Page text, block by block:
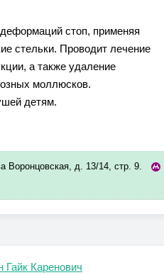
стоп, применяя
стельки. Проводит лечение
а также удаление
моллюсков.
детям.
Воронцовская, д. 13/14, стр. 9.
Гайк Каренович